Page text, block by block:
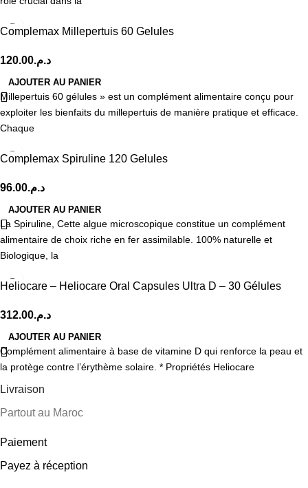
Complemax Millepertuis 60 Gelules
د.م.120.00
AJOUTER AU PANIER
Millepertuis 60 gélules » est un complément alimentaire conçu pour
exploiter les bienfaits du millepertuis de manière pratique et efficace.
Chaque
Complemax Spiruline 120 Gelules
د.م.96.00
AJOUTER AU PANIER
La Spiruline, Cette algue microscopique constitue un complément
alimentaire de choix riche en fer assimilable. 100% naturelle et
Biologique, la
Heliocare – Heliocare Oral Capsules Ultra D – 30 Gélules
د.م.312.00
AJOUTER AU PANIER
Complément alimentaire à base de vitamine D qui renforce la peau et
la protège contre l’érythème solaire. * Propriétés Heliocare
Livraison
Partout au Maroc
Paiement
Payez à réception